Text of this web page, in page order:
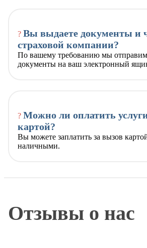
? Вы выдаете документы и
страховой компании?
По вашему требованию мы
документы на ваш электронный
? Можно ли оплатить
картой?
Вы можете заплатить за вызов
наличными.
Отзывы о нас